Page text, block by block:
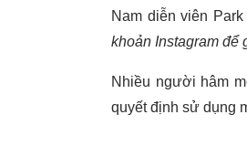
Nam diễn viên
khoản Instagram để
Nhiều người hâm
quyết định sử dụng